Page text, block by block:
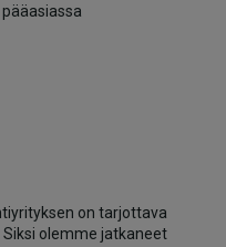
on tarjottava
olemme jatkaneet